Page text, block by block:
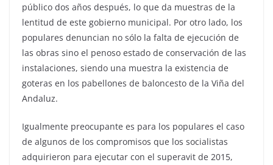
público dos años después, lo que da muestras de la
lentitud de este gobierno municipal. Por otro lado, los
populares denuncian no sólo la falta de ejecución de
las obras sino el penoso estado de conservación de las
instalaciones, siendo una muestra la existencia de
goteras en los pabellones de baloncesto de la Viña del
Andaluz.
Igualmente preocupante es para los populares el caso
de algunos de los compromisos que los socialistas
adquirieron para ejecutar con el superavit de 2015,